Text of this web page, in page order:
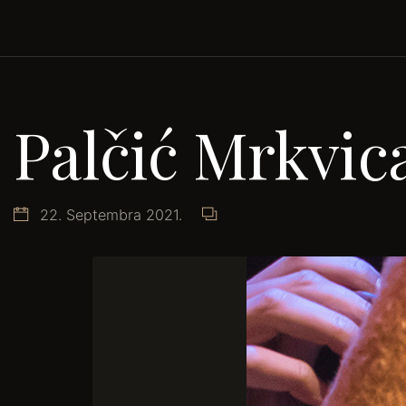
Palčić
22. Septembra 2021.